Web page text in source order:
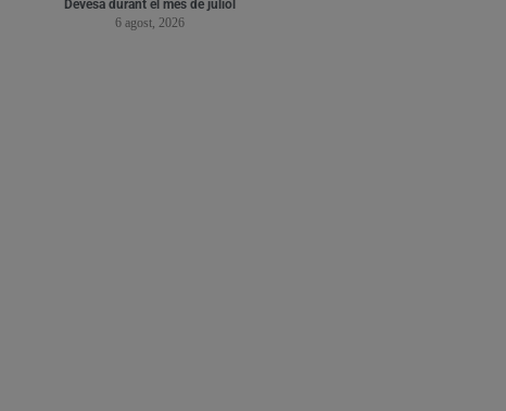
Devesa durant el mes de juliol
6 agost, 2026